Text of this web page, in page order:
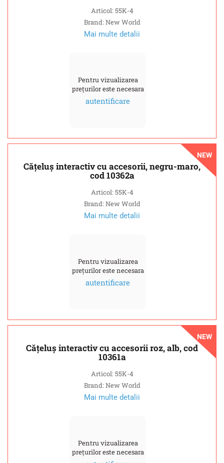
Articol: 55K-4
Brand: New World
Mai multe detalii
Pentru vizualizarea
prețurilor este necesara
autentificare
NEW
Cățeluș interactiv cu accesorii, negru-maro,
cod 10362a
Articol: 55K-4
Brand: New World
Mai multe detalii
Pentru vizualizarea
prețurilor este necesara
autentificare
NEW
Cățeluș interactiv cu accesorii roz, alb, cod
10361a
Articol: 55K-4
Brand: New World
Mai multe detalii
Pentru vizualizarea
prețurilor este necesara